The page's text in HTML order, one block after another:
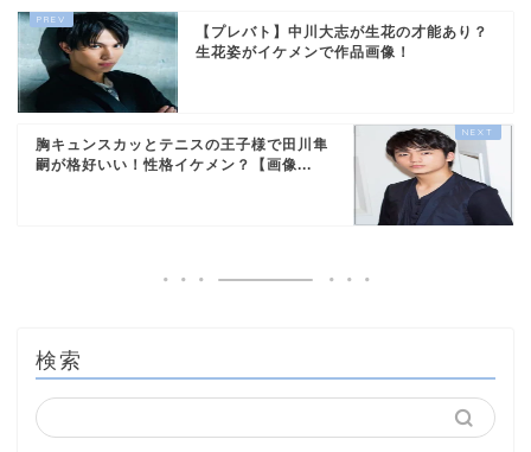
【プレバト】中川大志が生花の才能あり？
生花姿がイケメンで作品画像！
胸キュンスカッとテニスの王子様で田川隼
嗣が格好いい！性格イケメン？【画像...
検索